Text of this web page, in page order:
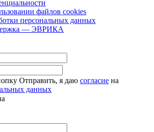
файлов cookies
персональных данных
— ЭВРИКА
Отправить, я даю согласие на
данных